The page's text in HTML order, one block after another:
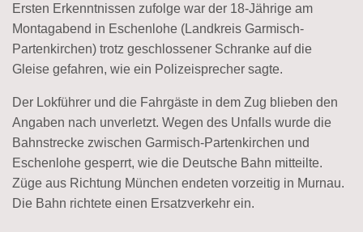
Ersten Erkenntnissen zufolge war der 18-Jährige am
Montagabend in Eschenlohe (Landkreis Garmisch-
Partenkirchen) trotz geschlossener Schranke auf die
Gleise gefahren, wie ein Polizeisprecher sagte.
Der Lokführer und die Fahrgäste in dem Zug blieben den
Angaben nach unverletzt. Wegen des Unfalls wurde die
Bahnstrecke zwischen Garmisch-Partenkirchen und
Eschenlohe gesperrt, wie die Deutsche Bahn mitteilte.
Züge aus Richtung München endeten vorzeitig in Murnau.
Die Bahn richtete einen Ersatzverkehr ein.